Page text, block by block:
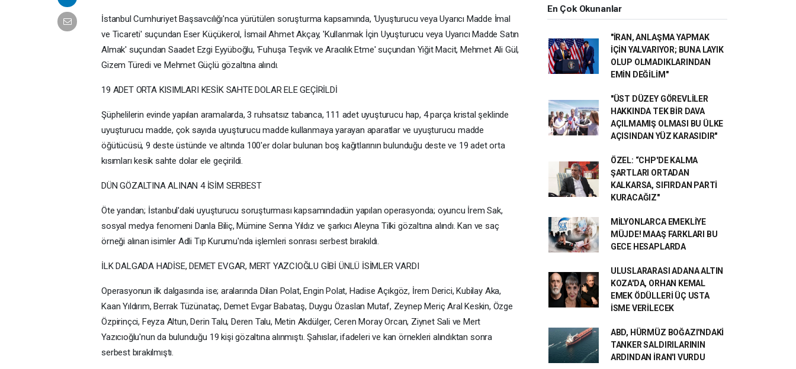
İstanbul Cumhuriyet Başsavcılığı'nca yürütülen soruşturma kapsamında, 'Uyuşturucu veya Uyarıcı Madde İmal
ve Ticareti' suçundan Eser Küçükerol, İsmail Ahmet Akçay, 'Kullanmak İçin Uyuşturucu veya Uyarıcı Madde Satın
Almak' suçundan Saadet Ezgi Eyyüboğlu, 'Fuhuşa Teşvik ve Aracılık Etme' suçundan Yiğit Macit, Mehmet Ali Gül,
Gizem Türedi ve Mehmet Güçlü gözaltına alındı.
19 ADET ORTA KISIMLARI KESİK SAHTE DOLAR ELE GEÇİRİLDİ
Şüphelilerin evinde yapılan aramalarda, 3 ruhsatsız tabanca, 111 adet uyuşturucu hap, 4 parça kristal şeklinde
uyuşturucu madde, çok sayıda uyuşturucu madde kullanmaya yarayan aparatlar ve uyuşturucu madde
öğütücüsü, 9 deste üstünde ve altında 100'er dolar bulunan boş kağıtlarının bulunduğu deste ve 19 adet orta
kısımları kesik sahte dolar ele geçirildi.
DÜN GÖZALTINA ALINAN 4 İSİM SERBEST
Öte yandan; İstanbul'daki uyuşturucu soruşturması kapsamındadün yapılan operasyonda; oyuncu İrem Sak,
sosyal medya fenomeni Danla Biliç, Mümine Senna Yıldız ve şarkıcı Aleyna Tilki gözaltına alındı. Kan ve saç
örneği alınan isimler Adli Tıp Kurumu'nda işlemleri sonrası serbest bırakıldı.
İLK DALGADA HADİSE, DEMET EVGAR, MERT YAZCIOĞLU GİBİ ÜNLÜ İSİMLER VARDI
Operasyonun ilk dalgasında ise; aralarında Dilan Polat, Engin Polat, Hadise Açıkgöz, İrem Derici, Kubilay Aka,
Kaan Yıldırım, Berrak Tüzünataç, Demet Evgar Babataş, Duygu Özaslan Mutaf, Zeynep Meriç Aral Keskin, Özge
Özpirinçci, Feyza Altun, Derin Talu, Deren Talu, Metin Akdülger, Ceren Moray Orcan, Ziynet Sali ve Mert
Yazıcıoğlu'nun da bulunduğu 19 kişi gözaltına alınmıştı. Şahıslar, ifadeleri ve kan örnekleri alındıktan sonra
serbest bırakılmıştı.
En Çok Okunanlar
"İRAN, ANLAŞMA YAPMAK
İÇİN YALVARIYOR; BUNA LAYIK
OLUP OLMADIKLARINDAN
EMİN DEĞİLİM"
"ÜST DÜZEY GÖREVLİLER
HAKKINDA TEK BİR DAVA
AÇILMAMIŞ OLMASI BU ÜLKE
AÇISINDAN YÜZ KARASIDIR"
ÖZEL: “CHP'DE KALMA
ŞARTLARI ORTADAN
KALKARSA, SIFIRDAN PARTİ
KURACAĞIZ"
MİLYONLARCA EMEKLİYE
MÜJDE! MAAŞ FARKLARI BU
GECE HESAPLARDA
ULUSLARARASI ADANA ALTIN
KOZA'DA, ORHAN KEMAL
EMEK ÖDÜLLERİ ÜÇ USTA
İSME VERİLECEK
ABD, HÜRMÜZ BOĞAZI'NDAKİ
TANKER SALDIRILARININ
ARDINDAN İRAN'I VURDU